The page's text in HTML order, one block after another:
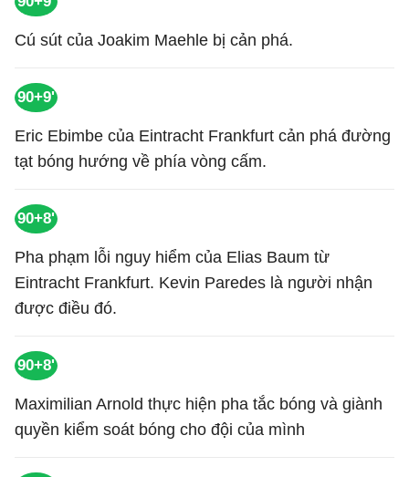
Cú sút của Joakim Maehle bị cản phá.
90+9'
Eric Ebimbe của Eintracht Frankfurt cản phá đường
tạt bóng hướng về phía vòng cấm.
90+8'
Pha phạm lỗi nguy hiểm của Elias Baum từ
Eintracht Frankfurt. Kevin Paredes là người nhận
được điều đó.
90+8'
Maximilian Arnold thực hiện pha tắc bóng và giành
quyền kiểm soát bóng cho đội của mình